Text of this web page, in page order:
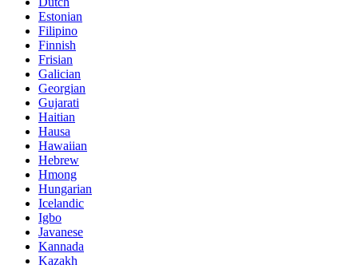
Estonian
Filipino
Finnish
Frisian
Galician
Georgian
Gujarati
Haitian
Hausa
Hawaiian
Hebrew
Hmong
Hungarian
Icelandic
Igbo
Javanese
Kannada
Kazakh